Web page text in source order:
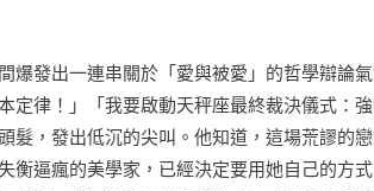
爆發出一連串關於「愛與被愛」的哲學辯論
定律！」「我要啟動天秤座最終裁決儀式：
髮，發出低沉的尖叫。他知道，這場荒謬的
衡逼瘋的美學家，已經決定要用她自己的方